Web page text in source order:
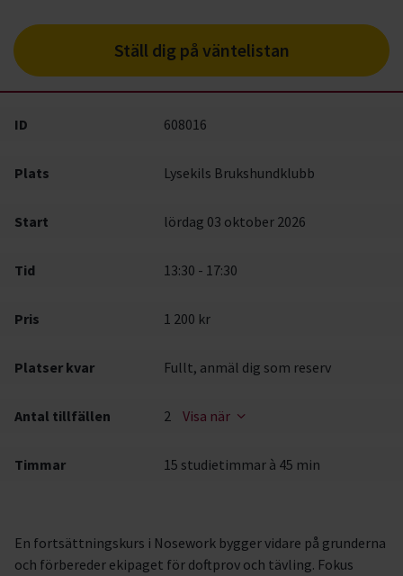
Ställ dig på väntelistan
ID 608016
Plats Lysekils Brukshundklubb
Start lördag 03 oktober 2026
Tid 13:30 - 17:30
Pris 1 200 kr
Platser kvar Fullt, anmäl dig som reserv
Antal tillfällen 2 Visa när
Timmar 15 studietimmar à 45 min
En fortsättningskurs i Nosework bygger vidare på grunderna
och förbereder ekipaget för doftprov och tävling. Fokus